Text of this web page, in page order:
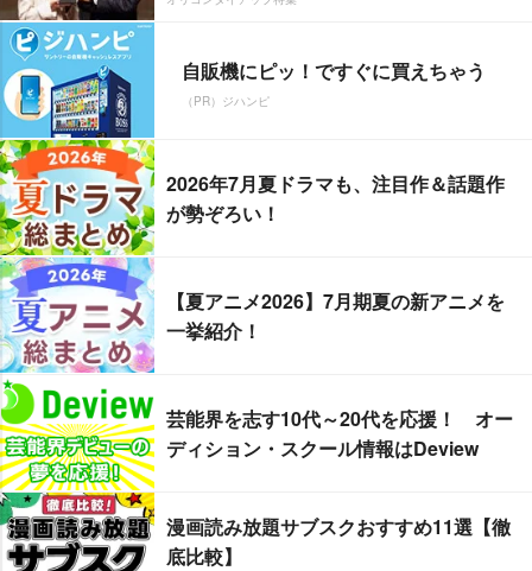
自販機にピッ！ですぐに買えちゃう
（PR）ジハンピ
2026年7月夏ドラマも、注目作＆話題作
が勢ぞろい！
【夏アニメ2026】7月期夏の新アニメを
一挙紹介！
芸能界を志す10代～20代を応援！ オー
ディション・スクール情報はDeview
漫画読み放題サブスクおすすめ11選【徹
底比較】